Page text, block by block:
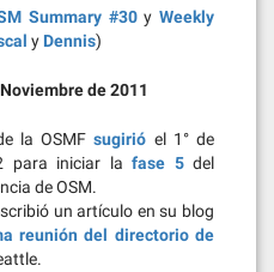
Summary #30yWeekly
y Dennis)
de 2011
la OSMFsugirió el 1° de
para iniciar la fase 5del
de OSM.
un artículo en su blog
reunión del directorio de